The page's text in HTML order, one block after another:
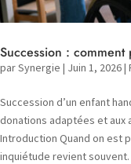
Succession :
parSynergie | Juin 1, 2026|
Succession d’un enfant
donations adaptées et aux
Introduction Quand on est
inquiétude revient